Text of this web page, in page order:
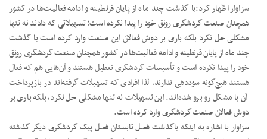
سزاوار اظهار کرد:با گذشت چند ماه از پایان قرنطینه و ادامه فعالیت‌ها در کشور
همچنان صنعت گردشگری رونق خود را پیدا نکرده است؛ تسهیلاتی که دادند نه تنها
مشکلی حل نکرد بلکه باری بر دوش فعالان این صنعت وارد کرده است با گذشت
چند ماه از پایان قرنطینه و ادامه فعالیت‌ها در کشور همچنان صنعت گردشگری رونق
خود را پیدا نکرده است و تأسیسات گردشگری تعطیل هستند و آن‌هایی هم که فعال
هستند هیچ‌گونه سوددهی ندارند، لذا افرادی که تسهیلات گرفته‌اند در بازپرداخت
آن با مشکل رو برو شده‌اند. این تسهیلات نه تنها مشکلی حل نکرد، بلکه باری بر
دوش فعالان صنعت گردشگری وارد کرده است.
سزاوار با اشاره به اینکه باگذشت فصل تابستان فصل پیک گردشگری دیگر گذشته